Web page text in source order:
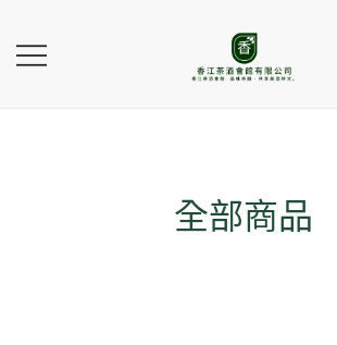
content
全部商品